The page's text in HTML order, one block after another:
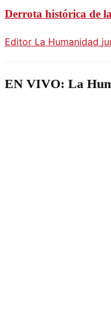
Derrota histórica de
Editor La Humanidad
EN VIVO: La